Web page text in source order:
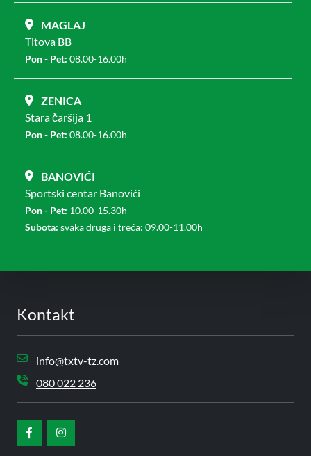
MAGLAJ
Titova BB
Pon - Pet: 08.00-16.00h
ZENICA
Stara čaršija 1
Pon - Pet: 08.00-16.00h
BANOVIĆI
Sportski centar Banovići
Pon - Pet: 10.00-15.30h
Subota: svaka druga i treća: 09.00-11.00h
Kontakt
info@txtv-tz.com
080 022 236